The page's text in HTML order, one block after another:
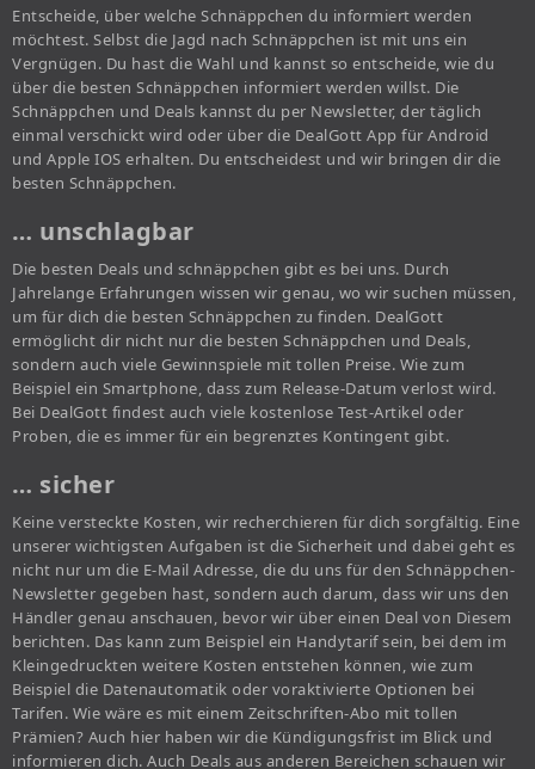
Entscheide, über welche Schnäppchen du informiert werden
möchtest. Selbst die Jagd nach Schnäppchen ist mit uns ein
Vergnügen. Du hast die Wahl und kannst so entscheide, wie du
über die besten Schnäppchen informiert werden willst. Die
Schnäppchen und Deals kannst du per Newsletter, der täglich
einmal verschickt wird oder über die DealGott App für Android
und Apple IOS erhalten. Du entscheidest und wir bringen dir die
besten Schnäppchen.
… unschlagbar
Die besten Deals und schnäppchen gibt es bei uns. Durch
Jahrelange Erfahrungen wissen wir genau, wo wir suchen müssen,
um für dich die besten Schnäppchen zu finden. DealGott
ermöglicht dir nicht nur die besten Schnäppchen und Deals,
sondern auch viele Gewinnspiele mit tollen Preise. Wie zum
Beispiel ein Smartphone, dass zum Release-Datum verlost wird.
Bei DealGott findest auch viele kostenlose Test-Artikel oder
Proben, die es immer für ein begrenztes Kontingent gibt.
… sicher
Keine versteckte Kosten, wir recherchieren für dich sorgfältig. Eine
unserer wichtigsten Aufgaben ist die Sicherheit und dabei geht es
nicht nur um die E-Mail Adresse, die du uns für den Schnäppchen-
Newsletter gegeben hast, sondern auch darum, dass wir uns den
Händler genau anschauen, bevor wir über einen Deal von Diesem
berichten. Das kann zum Beispiel ein Handytarif sein, bei dem im
Kleingedruckten weitere Kosten entstehen können, wie zum
Beispiel die Datenautomatik oder voraktivierte Optionen bei
Tarifen. Wie wäre es mit einem Zeitschriften-Abo mit tollen
Prämien? Auch hier haben wir die Kündigungsfrist im Blick und
informieren dich. Auch Deals aus anderen Bereichen schauen wir